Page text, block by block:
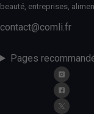
beauté, entreprises,
contact@comli.fr
Pages